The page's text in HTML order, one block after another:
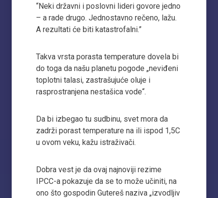
“Neki državni i poslovni lideri govore jedno
– a rade drugo. Jednostavno rečeno, lažu.
A rezultati će biti katastrofalni.”
Takva vrsta porasta temperature dovela bi
do toga da našu planetu pogode „neviđeni
toplotni talasi, zastrašujuće oluje i
rasprostranjena nestašica vode“.
Da bi izbegao tu sudbinu, svet mora da
zadrži porast temperature na ili ispod 1,5C
u ovom veku, kažu istraživači.
Dobra vest je da ovaj najnoviji rezime
IPCC-a pokazuje da se to može učiniti, na
ono što gospodin Gutereš naziva „izvodljiv